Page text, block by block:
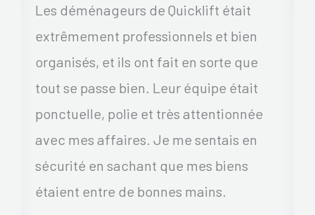
Les déménageurs de Quicklift était
extrêmement professionnels et bien
organisés, et ils ont fait en sorte que
tout se passe bien. Leur équipe était
ponctuelle, polie et très attentionnée
avec mes affaires. Je me sentais en
sécurité en sachant que mes biens
étaient entre de bonnes mains.